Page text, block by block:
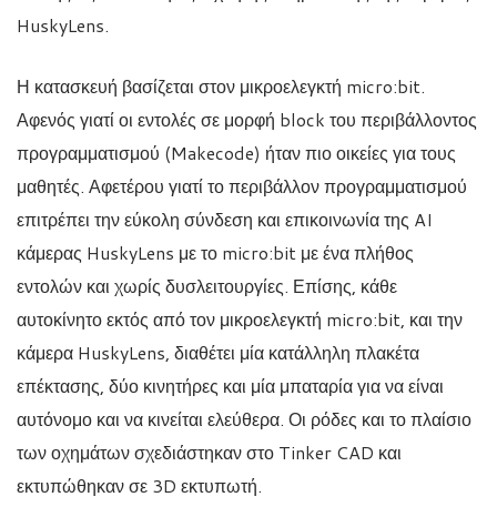
HuskyLens.
Η κατασκευή βασίζεται στον μικροελεγκτή micro:bit.
Αφενός γιατί οι εντολές σε μορφή block του περιβάλλοντος
προγραμματισμού (Makecode) ήταν πιο οικείες για τους
μαθητές. Αφετέρου γιατί το περιβάλλον προγραμματισμού
επιτρέπει την εύκολη σύνδεση και επικοινωνία της AI
κάμερας HuskyLens με το micro:bit με ένα πλήθος
εντολών και χωρίς δυσλειτουργίες. Επίσης, κάθε
αυτοκίνητο εκτός από τον μικροελεγκτή micro:bit, και την
κάμερα HuskyLens, διαθέτει μία κατάλληλη πλακέτα
επέκτασης, δύο κινητήρες και μία μπαταρία για να είναι
αυτόνομο και να κινείται ελεύθερα. Οι ρόδες και το πλαίσιο
των οχημάτων σχεδιάστηκαν στο Tinker CAD και
εκτυπώθηκαν σε 3D εκτυπωτή.